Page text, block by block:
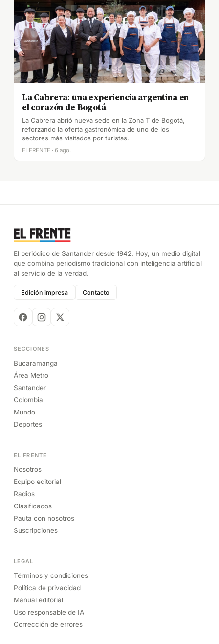
La Cabrera: una experiencia argentina en
el corazón de Bogotá
La Cabrera abrió nueva sede en la Zona T de Bogotá,
reforzando la oferta gastronómica de uno de los
sectores más visitados por turistas.
ELFRENTE · 6 ago.
El periódico de Santander desde 1942. Hoy, un medio digital
que combina periodismo tradicional con inteligencia artificial
al servicio de la verdad.
Edición impresa Contacto
SECCIONES
Bucaramanga
Área Metro
Santander
Colombia
Mundo
Deportes
EL FRENTE
Nosotros
Equipo editorial
Radios
Clasificados
Pauta con nosotros
Suscripciones
LEGAL
Términos y condiciones
Política de privacidad
Manual editorial
Uso responsable de IA
Corrección de errores